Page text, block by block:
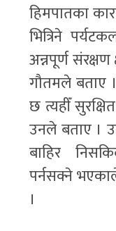
हिमपातका
भित्रिने
अन्नपूर्ण
गौतमले बताए
छ त्यहीँ
उनले बताए ।
बाहिर
पर्नसक्ने
।